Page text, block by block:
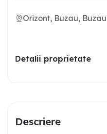
Orizont, Buzau, Buzau
Detalii proprietate
Descriere